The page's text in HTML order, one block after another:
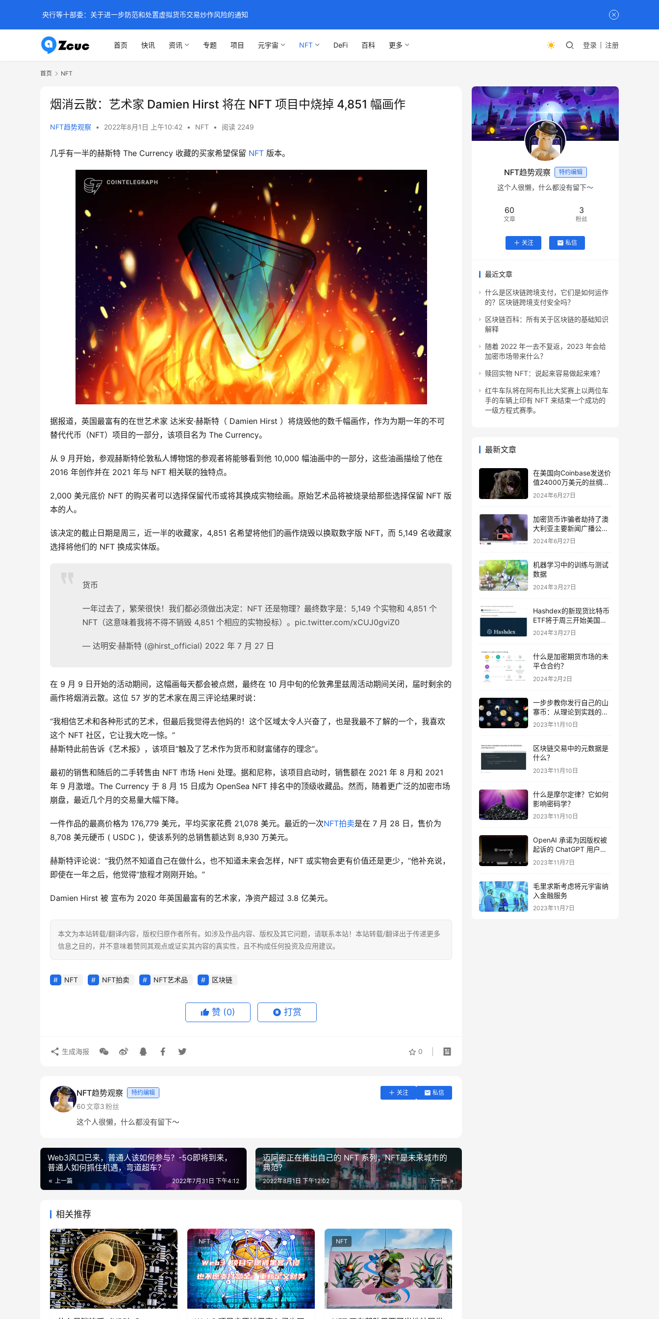
首页 快讯 资讯 专题 项目 元宇宙 NFT DeFi 百科 更多 登录 注册
首页 NFT
烟消云散：艺术家 Damien Hirst 将在 NFT 项目中烧掉 4,851 幅画作
NFT趋势观察 • 2022年8月1日 上午10:42 • NFT • 阅读 2249
几乎有一半的赫斯特 The Currency 收藏的买家希望保留 NFT 版本。
据报道，英国最富有的在世艺术家 达米安·赫斯特（ Damien Hirst ）将烧毁他的数千幅画作，作为为期一年的不可
替代代币（NFT）项目的一部分，该项目名为 The Currency。
从 9 月开始，参观赫斯特伦敦私人博物馆的参观者将能够看到他 10,000 幅油画中的一部分，这些油画描绘了他在
2016 年创作并在 2021 年与 NFT 相关联的独特点。
2,000 美元底价 NFT 的购买者可以选择保留代币或将其换成实物绘画。原始艺术品将被烧录给那些选择保留 NFT 版
本的人。
该决定的截止日期是周三，近一半的收藏家，4,851 名希望将他们的画作烧毁以换取数字版 NFT，而 5,149 名收藏家
选择将他们的 NFT 换成实体版。
货币
一年过去了，繁荣很快！我们都必须做出决定：NFT 还是物理？最终数字是：5,149 个实物和 4,851 个
NFT（这意味着我将不得不销毁 4,851 个相应的实物投标）。pic.twitter.com/xCUJ0gviZ0
— 达明安·赫斯特 (@hirst_official) 2022 年 7 月 27 日
在 9 月 9 日开始的活动期间，这幅画每天都会被点燃，最终在 10 月中旬的伦敦弗里兹周活动期间关闭，届时剩余的
画作将烟消云散。这位 57 岁的艺术家在周三评论结果时说：
“我相信艺术和各种形式的艺术，但最后我觉得去他妈的！这个区域太令人兴奋了，也是我最不了解的一个，我喜欢
这个 NFT 社区，它让我大吃一惊。”
赫斯特此前告诉《艺术报》，该项目“触及了艺术作为货币和财富储存的理念”。
最初的销售和随后的二手转售由 NFT 市场 Heni 处理。据和尼称，该项目启动时，销售额在 2021 年 8 月和 2021
年 9 月激增。The Currency 于 8 月 15 日成为 OpenSea NFT 排名中的顶级收藏品。然而，随着更广泛的加密市场
崩盘，最近几个月的交易量大幅下降。
一件作品的最高价格为 176,779 美元，平均买家花费 21,078 美元。最近的一次NFT拍卖是在 7 月 28 日，售价为
8,708 美元硬币 ( USDC )，使该系列的总销售额达到 8,930 万美元。
赫斯特评论说：“我仍然不知道自己在做什么，也不知道未来会怎样，NFT 或实物会更有价值还是更少，”他补充说，
即使在一年之后，他觉得“旅程才刚刚开始。”
Damien Hirst 被 宣布为 2020 年英国最富有的艺术家，净资产超过 3.8 亿美元。
本文为本站转载/翻译内容，版权归原作者所有。如涉及作品内容、版权及其它问题，请联系本站！本站转载/翻译出于传递更多
信息之目的，并不意味着赞同其观点或证实其内容的真实性，且不构成任何投资及应用建议。
NFT NFT拍卖 NFT艺术品 区块链
赞 (0) 打赏
0
生成海报
NFT趋势观察 特约编辑 关注 私信
60文章3粉丝
这个人很懒，什么都没有留下～
Web3风口已来，普通人该如何参与？-5G即将到来，
普通人如何抓住机遇，弯道超车？
上一篇 2022年7月31日 下午4:12
迈阿密正在推出自己的 NFT 系列，NFT是未来城市的
典范？
下一篇
2022年8月1日 下午12:02
相关推荐
百科 NFT NFT
NFT趋势观察 特约编辑
这个人很懒，什么都没有留下～
60
文章
3
粉丝
关注 私信
最近文章
什么是区块链跨境支付，它们是如何运作
的？区块链跨境支付安全吗？
区块链百科：所有关于区块链的基础知识
解释
随着 2022 年一去不复返，2023 年会给
加密市场带来什么？
赎回实物 NFT：说起来容易做起来难？
红牛车队将在阿布扎比大奖赛上以两位车
手的车辆上印有 NFT 来结束一个成功的
一级方程式赛季。
最新文章
在美国向Coinbase发送价
值24000万美元的丝绸之
路相关BTC后，比特币下
2024年6月27日
加密货币诈骗者劫持了澳
大利亚主要新闻广播公司
的 YouTube
2024年6月27日
机器学习中的训练与测试
数据
2024年3月27日
Hashdex的新现货比特币
ETF将于周三开始美国交
易
2024年3月27日
什么是加密期货市场的未
平仓合约？
2024年2月2日
一步步教你发行自己的山
寨币：从理论到实践的完
全指南及波场智能合约示
2023年11月10日
区块链交易中的元数据是
什么？
2023年11月10日
什么是摩尔定律？它如何
影响密码学？
2023年11月10日
OpenAI 承诺为因版权被
起诉的 ChatGPT 用户提
供法律费用
2023年11月7日
毛里求斯考虑将元宇宙纳
入金融服务
2023年11月7日
央行等十部委：关于进一步防范和处置虚拟货币交易炒作风险的通知